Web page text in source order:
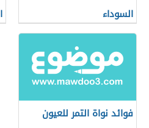
السوداء
فوائد نواة التمر للعيون